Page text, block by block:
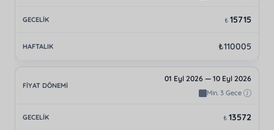
₺ 15715
₺110005
01 Eyl 2026 — 10 Eyl 2026
Min. 3 Gece
₺ 13572